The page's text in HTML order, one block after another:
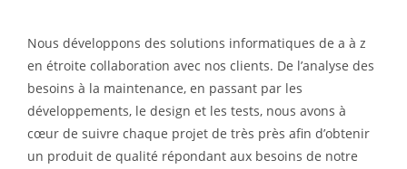
Nous développons des solutions informatiques de a à z
en étroite collaboration avec nos clients. De l’analyse des
besoins à la maintenance, en passant par les
développements, le design et les tests, nous avons à
cœur de suivre chaque projet de très près afin d’obtenir
un produit de qualité répondant aux besoins de notre